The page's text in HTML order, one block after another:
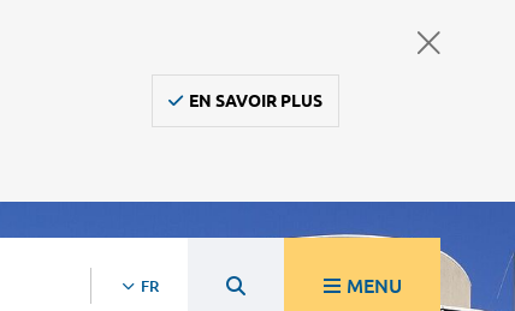
EN SAVOIR PLUS
FR MENU